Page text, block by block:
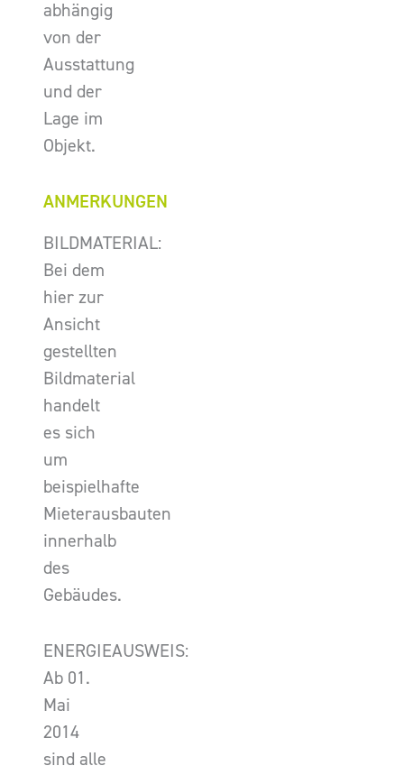
abhängig
von der
Ausstattung
und der
Lage im
Objekt.
ANMERKUNGEN
BILDMATERIAL:
Bei dem
hier zur
Ansicht
gestellten
Bildmaterial
handelt
es sich
um
beispielhafte
Mieterausbauten
innerhalb
des
Gebäudes.
ENERGIEAUSWEIS:
Ab 01.
Mai
2014
sind alle